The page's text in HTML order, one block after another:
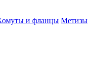
и фланцы Метизы